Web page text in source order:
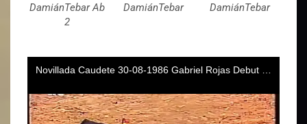
DamiánTebar Ab
2
DamiánTebar
DamiánTebar